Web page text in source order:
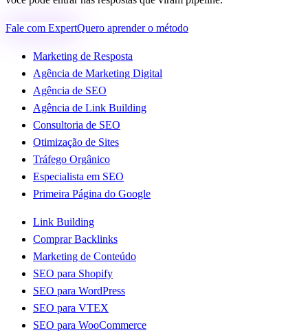
Fale com ExpertQuero aprender o método
Marketing de Resposta
Agência de Marketing Digital
Agência de SEO
Agência de Link Building
Consultoria de SEO
Otimização de Sites
Tráfego Orgânico
Especialista em SEO
Primeira Página do Google
Link Building
Comprar Backlinks
Marketing de Conteúdo
SEO para Shopify
SEO para WordPress
SEO para VTEX
SEO para WooCommerce